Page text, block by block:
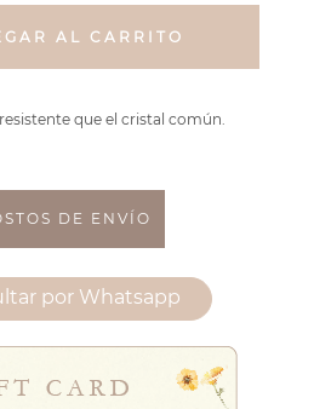
AL CARRITO
que el cristal común.
DE ENVÍO
por Whatsapp